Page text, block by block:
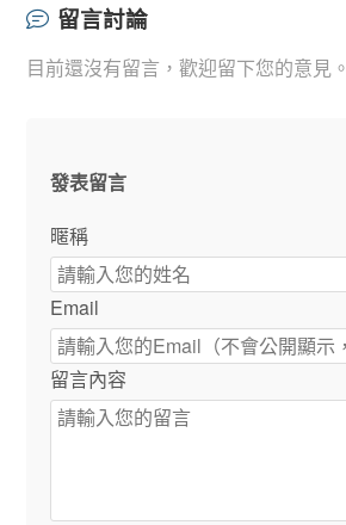
留言討論
目前還沒有留言，歡迎留下您的意見。
發表留言
暱稱
Email
留言內容